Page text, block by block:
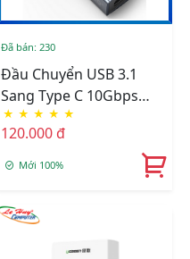
Đã bán: 230
Đầu Chuyển USB 3.1
Sang Type C 10Gbps
ORICO AH-AC10-GY
★ ★ ★ ★ ★
120.000 đ
Mới 100%